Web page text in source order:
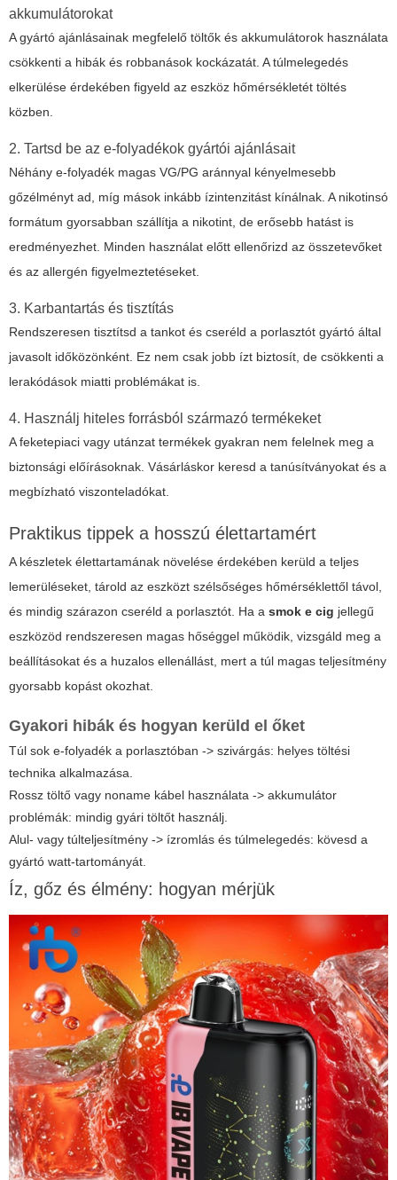
akkumulátorokat
A gyártó ajánlásainak megfelelő töltők és akkumulátorok használata
csökkenti a hibák és robbanások kockázatát. A túlmelegedés
elkerülése érdekében figyeld az eszköz hőmérsékletét töltés
közben.
2. Tartsd be az e-folyadékok gyártói ajánlásait
Néhány e-folyadék magas VG/PG aránnyal kényelmesebb
gőzélményt ad, míg mások inkább ízintenzitást kínálnak. A nikotinsó
formátum gyorsabban szállítja a nikotint, de erősebb hatást is
eredményezhet. Minden használat előtt ellenőrizd az összetevőket
és az allergén figyelmeztetéseket.
3. Karbantartás és tisztítás
Rendszeresen tisztítsd a tankot és cseréld a porlasztót gyártó által
javasolt időközönként. Ez nem csak jobb ízt biztosít, de csökkenti a
lerakódások miatti problémákat is.
4. Használj hiteles forrásból származó termékeket
A feketepiaci vagy utánzat termékek gyakran nem felelnek meg a
biztonsági előírásoknak. Vásárláskor keresd a tanúsítványokat és a
megbízható viszonteladókat.
Praktikus tippek a hosszú élettartamért
A készletek élettartamának növelése érdekében kerüld a teljes
lemerüléseket, tárold az eszközt szélsőséges hőmérséklettől távol,
és mindig szárazon cseréld a porlasztót. Ha a smok e cig jellegű
eszközöd rendszeresen magas hőséggel működik, vizsgáld meg a
beállításokat és a huzalos ellenállást, mert a túl magas teljesítmény
gyorsabb kopást okozhat.
Gyakori hibák és hogyan kerüld el őket
Túl sok e-folyadék a porlasztóban -> szivárgás: helyes töltési
technika alkalmazása.
Rossz töltő vagy noname kábel használata -> akkumulátor
problémák: mindig gyári töltőt használj.
Alul- vagy túlteljesítmény -> ízromlás és túlmelegedés: kövesd a
gyártó watt-tartományát.
Íz, gőz és élmény: hogyan mérjük